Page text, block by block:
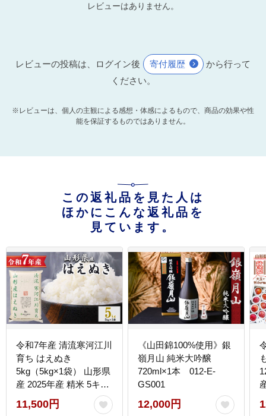
レビューはありません。
レビューの投稿は、ログイン後 寄付履歴
から行って
ください。
※レビューは、個人の主観による感想・体感によるもので、商品の効果や性
能を保証するものではありません。
この返礼品を見た人は
ほかにこんな返礼品を
見ています。
令和7年産 清流寒河江川
育ち はえぬき
5kg（5kg×1袋） 山形県
産 2025年産 精米 5キ
ロ 0115-C-JA007
11,500円
《山田錦100%使用》銀
嶺月山 純米大吟醸
720ml×1本 012-E-
GS001
12,000円